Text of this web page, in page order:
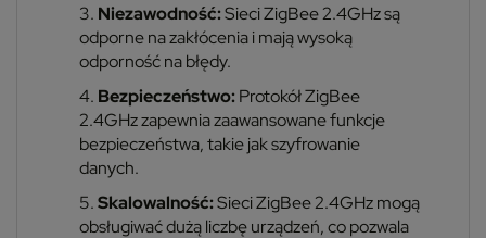
Niezawodność:Sieci ZigBee 2.4GHz są
odporne na zakłócenia i mają wysoką
odporność na błędy.
Bezpieczeństwo: Protokół ZigBee
2.4GHz zapewnia zaawansowane funkcje
bezpieczeństwa, takie jak szyfrowanie
danych.
Skalowalność:Sieci ZigBee 2.4GHz mogą
obsługiwać dużą liczbę urządzeń, co pozwala